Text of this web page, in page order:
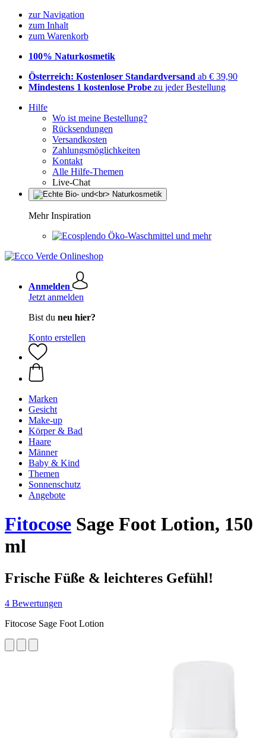
zur Navigation
zum Inhalt
zum Warenkorb
100% Naturkosmetik
Österreich: Kostenloser Standardversand ab € 39,90
Mindestens 1 kostenlose Probe zu jeder Bestellung
Hilfe
Wo ist meine Bestellung?
Rücksendungen
Versandkosten
Zahlungsmöglichkeiten
Kontakt
Alle Hilfe-Themen
Live-Chat
Mehr Inspiration
Öko-Waschmittel und mehr
Anmelden
Jetzt anmelden
Bist du neu hier?
Konto erstellen
Marken
Gesicht
Make-up
Körper & Bad
Haare
Männer
Baby & Kind
Themen
Sonnenschutz
Angebote
Fitocose Sage Foot Lotion, 150
ml
Frische Füße & leichteres Gefühl!
4 Bewertungen
Fitocose Sage Foot Lotion